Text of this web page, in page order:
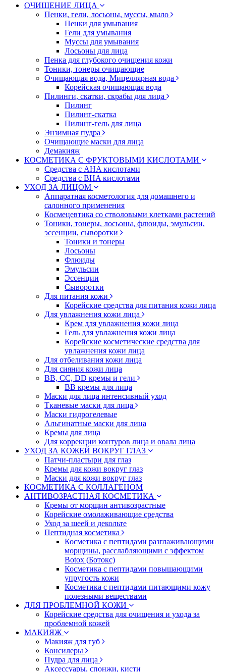
ОЧИЩЕНИЕ ЛИЦА
Пенки, гели, лосьоны, муссы, мыло
Пенки для умывания
Гели для умывания
Муссы для умывания
Лосьоны для лица
Пенка для глубокого очищения кожи
Тоники, тонеры очищающие
Очищающая вода, Мицеллярная вода
Корейская очищающая вода
Пилинги, скатки, скрабы для лица
Пилинг
Пилинг-скатка
Пилинг-гель для лица
Энзимная пудра
Очищающие маски для лица
Демакияж
КОСМЕТИКА С ФРУКТОВЫМИ КИСЛОТАМИ
Средства с AHA кислотами
Средства с BHA кислотами
УХОД ЗА ЛИЦОМ
Аппаратная косметология для домашнего и
салонного применения
Космецевтика со стволовыми клетками растений
Тоники, тонеры, лосьоны, флюиды, эмульсии,
эссенции, сыворотки
Тоники и тонеры
Лосьоны
Флюиды
Эмульсии
Эссенции
Сыворотки
Для питания кожи
Корейские средства для питания кожи лица
Для увлажнения кожи лица
Крем для увлажнения кожи лица
Гель для увлажнения кожи лица
Корейские косметические средства для
увлажнения кожи лица
Для отбеливания кожи лица
Для сияния кожи лица
BB, CC, DD кремы и гели
BB кремы для лица
Маски для лица интенсивный уход
Тканевые маски для лица
Маски гидрогелевые
Альгинатные маски для лица
Кремы для лица
Для коррекции контуров лица и овала лица
УХОД ЗА КОЖЕЙ ВОКРУГ ГЛАЗ
Патчи-пластыри для глаз
Кремы для кожи вокруг глаз
Маски для кожи вокруг глаз
КОСМЕТИКА С КОЛЛАГЕНОМ
АНТИВОЗРАСТНАЯ КОСМЕТИКА
Кремы от морщин антивозрастные
Корейские омолаживающие средства
Уход за шеей и декольте
Пептидная косметика
Косметика с пептидами разглаживающими
морщины, расслабляющими с эффектом
Botox (Ботокс)
Косметика с пептидами повышающими
упругость кожи
Косметика с пептидами питающими кожу
полезными веществами
ДЛЯ ПРОБЛЕМНОЙ КОЖИ
Корейские средства для очищения и ухода за
проблемной кожей
МАКИЯЖ
Макияж для губ
Консилеры
Пудра для лица
Аксессуары, спонжи, кисти